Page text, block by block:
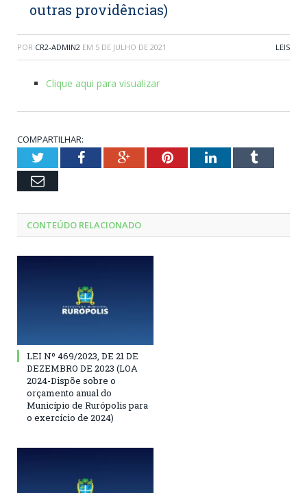
outras providências)
POR CR2-ADMIN2 EM 5 DE JULHO DE 2021 LEIS
Clique aqui para visualizar
COMPARTILHAR:
TwitterFacebookGoogle+PinterestLinkedInTumblr
Email
CONTEÚDO RELACIONADO
LEI Nº 469/2023, DE 21 DE
DEZEMBRO DE 2023 (LOA
2024-Dispõe sobre o
orçamento anual do
Município de Rurópolis para
o exercício de 2024)